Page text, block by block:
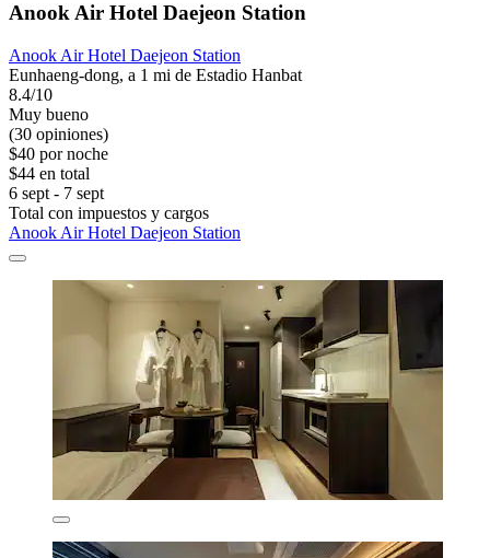
Anook Air Hotel Daejeon Station
Anook Air Hotel Daejeon Station
Eunhaeng-dong, a 1 mi de Estadio Hanbat
8.4/10
Muy bueno
(30 opiniones)
$40 por noche
$44 en total
6 sept - 7 sept
Total con impuestos y cargos
Anook Air Hotel Daejeon Station